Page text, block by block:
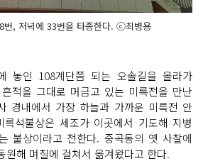
번, 저녁에 33번을 타종한다. ⓒ최병용
놓인 108계단쯤 되는 오솔길을 올라가
적을 그대로 머금고 있는 미륵전을 만난
경내에서 가장 하늘과 가까운 미륵전 안
석불상은 세조가 이곳에서 기도해 지병
불상이라고 전한다. 중곡동의 옛 사찰에
원해 며칠에 걸쳐서 옮겨왔다고 한다.